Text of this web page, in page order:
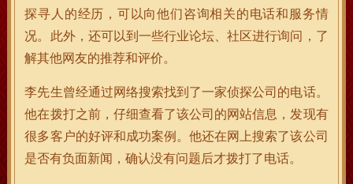
探寻人的经历，可以向他们咨询相关的电话和服务情
况。此外，还可以到一些行业论坛、社区进行询问，了
解其他网友的推荐和评价。
李先生曾经通过网络搜索找到了一家侦探公司的电话。
他在拨打之前，仔细查看了该公司的网站信息，发现有
很多客户的好评和成功案例。他还在网上搜索了该公司
是否有负面新闻，确认没有问题后才拨打了电话。